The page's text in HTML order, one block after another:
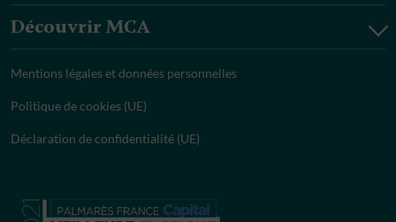
Découvrir MCA
Mentions légales et données personnelles
Politique de cookies (UE)
Déclaration de confidentialité (UE)